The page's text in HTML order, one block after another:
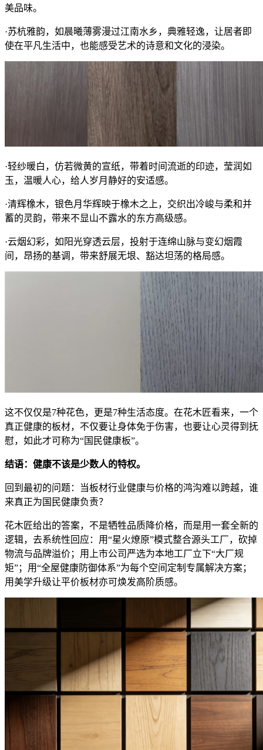
美品味。
·苏杭雅韵，如晨曦薄雾漫过江南水乡，典雅轻逸，让居者即
使在平凡生活中，也能感受艺术的诗意和文化的浸染。
·轻纱暖白，仿若微黄的宣纸，带着时间流逝的印迹，莹润如
玉，温暖人心，给人岁月静好的安适感。
·清辉橡木，银色月华辉映于橡木之上，交织出冷峻与柔和并
蓄的灵韵，带来不显山不露水的东方高级感。
·云烟幻彩，如阳光穿透云层，投射于连绵山脉与变幻烟霞
间，昂扬的基调，带来舒展无垠、豁达坦荡的格局感。
这不仅仅是7种花色，更是7种生活态度。在花木匠看来，一个
真正健康的板材，不仅要让身体免于伤害，也要让心灵得到抚
慰，如此才可称为“国民健康板”。
结语：健康不该是少数人的特权。
回到最初的问题：当板材行业健康与价格的鸿沟难以跨越，谁
来真正为国民健康负责？
花木匠给出的答案，不是牺牲品质降价格，而是用一套全新的
逻辑，去系统性回应：用“星火燎原”模式整合源头工厂，砍掉
物流与品牌溢价；用上市公司严选为本地工厂立下“大厂规
矩”；用“全屋健康防御体系”为每个空间定制专属解决方案；
用美学升级让平价板材亦可焕发高阶质感。